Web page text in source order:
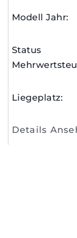
Modell Jahr:
Status
Liegeplatz:
Details